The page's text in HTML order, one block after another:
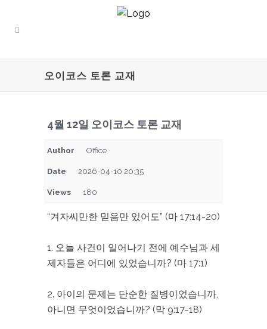
오이코스 토론 교재
4월 12일 오이코스 토론 교재
Author Office
Date 2026-04-10 20:35
Views 180
“겨자씨만한 믿음만 있어도” (마 17:14-20)
1. 오늘 사건이 일어나기 전에 예수님과 세
제자들은 어디에 있었습니까? (마 17:1)
2. 아이의 문제는 단순한 질병이었습니까,
아니면 무엇이었습니까? (막 9:17-18)